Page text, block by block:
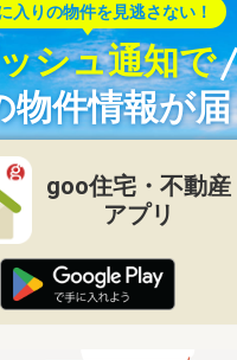
入りの物件を見逃さない！
シュ通知で
物件情報が
goo住宅・不動産
アプリ